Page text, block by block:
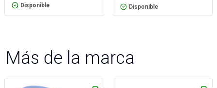
Disponible Disponible
Más de la marca